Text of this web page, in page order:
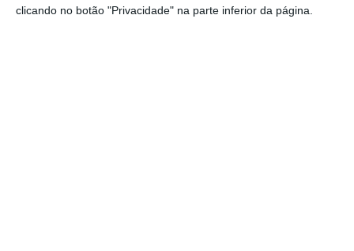
clicando no botão "Privacidade" na parte inferior da página.
O alerta para o incêndio na viatura foi dado